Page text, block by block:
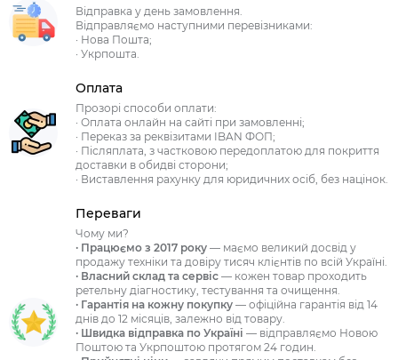
Відправка у день замовлення.
Відправляємо наступними перевізниками:
· Нова Пошта;
· Укрпошта.
Оплата
Прозорі способи оплати:
· Оплата онлайн на сайті при замовленні;
· Переказ за реквізитами IBAN ФОП;
· Післяплата, з частковою передоплатою для покриття
доставки в обидві сторони;
· Виставлення рахунку для юридичних осіб, без націнок.
Переваги
Чому ми?
· Працюємо з 2017 року — маємо великий досвід у
продажу техніки та довіру тисяч клієнтів по всій Україні.
· Власний склад та сервіс — кожен товар проходить
ретельну діагностику, тестування та очищення.
· Гарантія на кожну покупку — офіційна гарантія від 14
днів до 12 місяців, залежно від товару.
· Швидка відправка по Україні — відправляємо Новою
Поштою та Укрпоштою протягом 24 годин.